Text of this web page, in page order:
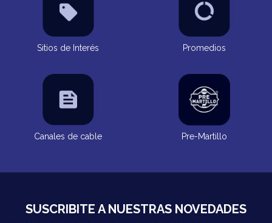
Sitios de Interés Promedios
Canales de cable Pre-Martillo
SUSCRIBITE A NUESTRAS NOVEDADES